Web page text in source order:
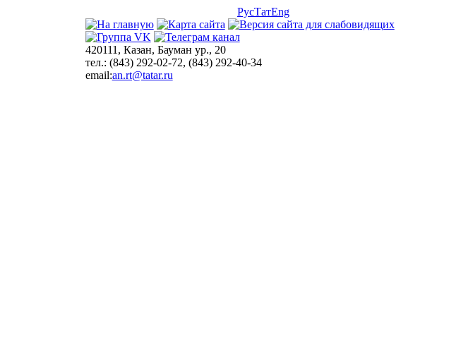
РусТатEng
420111, Казан, Бауман ур., 20
тел.: (843) 292-02-72, (843) 292-40-34
email:an.rt@tatar.ru